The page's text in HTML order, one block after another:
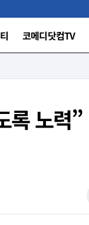
코메디닷컴TV
록 노력”